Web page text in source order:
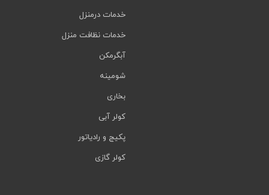
خدمات درمنزل
خدمات نظافت منزل
آبگرمکن
شومینه
بخاری
کولر آبی
پکیج و رادیاتور
کولر گازی